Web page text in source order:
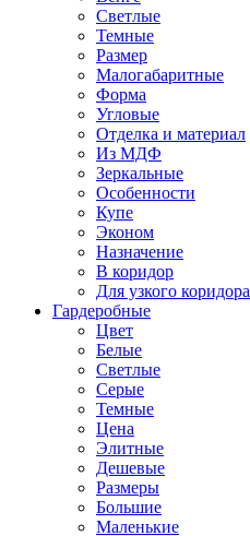
Светлые
Темные
Размер
Малогабаритные
Форма
Угловые
Отделка и материал
Из МДФ
Зеркальные
Особенности
Купе
Эконом
Назначение
В коридор
Для узкого коридора
Гардеробные
Цвет
Белые
Светлые
Серые
Темные
Цена
Элитные
Дешевые
Размеры
Большие
Маленькие